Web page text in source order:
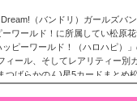
（バンドリ）ガールズバ
ワールド！に所属してい松原花
ピーワールド！（ハロハピ）
ィール、そしてレアリティー別
つばらかのん)星5カードまとめ